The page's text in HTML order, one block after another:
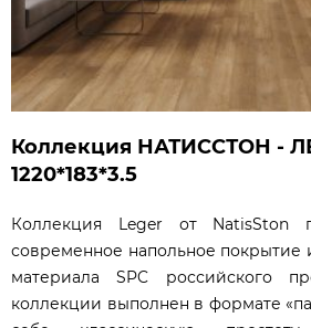
Коллекция НАТИССТОН -
1220*183*3.5
Коллекция Leger от NatisSton
современное напольное покрытие
материала SPC российского
коллекции выполнен в формате